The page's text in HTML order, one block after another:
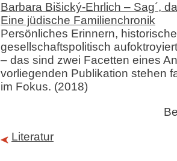
Barbara Bišický-Ehrlich – Sag´,
Eine jüdische Familienchronik
Persönliches Erinnern,
gesellschaftspolitisch
– das sind zwei Facetten eines
vorliegenden Publikation stehen
im Fokus. (2018)
Literatur